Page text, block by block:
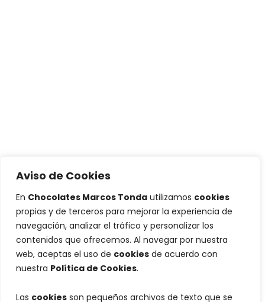
Aviso de Cookies
En Chocolates Marcos Tonda utilizamos cookies
propias y de terceros para mejorar la experiencia de
navegación, analizar el tráfico y personalizar los
contenidos que ofrecemos. Al navegar por nuestra
web, aceptas el uso de cookies de acuerdo con
nuestra Política de Cookies.
Las cookies son pequeños archivos de texto que se